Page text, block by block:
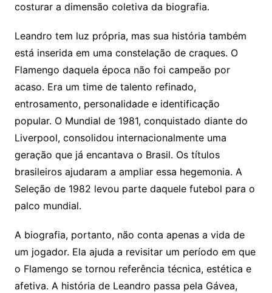
costurar a dimensão coletiva da biografia.
Leandro tem luz própria, mas sua história também
está inserida em uma constelação de craques. O
Flamengo daquela época não foi campeão por
acaso. Era um time de talento refinado,
entrosamento, personalidade e identificação
popular. O Mundial de 1981, conquistado diante do
Liverpool, consolidou internacionalmente uma
geração que já encantava o Brasil. Os títulos
brasileiros ajudaram a ampliar essa hegemonia. A
Seleção de 1982 levou parte daquele futebol para o
palco mundial.
A biografia, portanto, não conta apenas a vida de
um jogador. Ela ajuda a revisitar um período em que
o Flamengo se tornou referência técnica, estética e
afetiva. A história de Leandro passa pela Gávea,